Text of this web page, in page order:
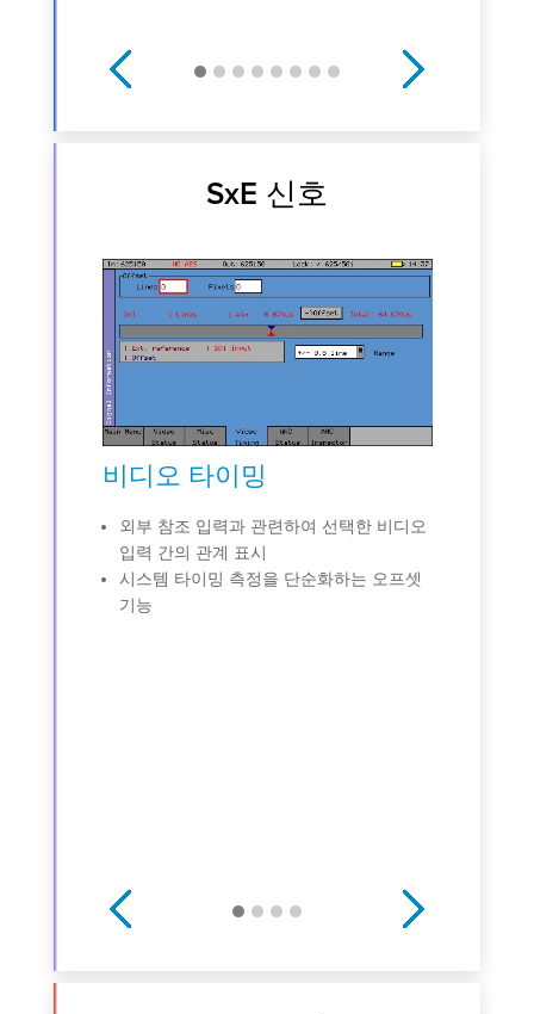
Previous Next
SxE 신호
비디오 타이밍
외부 참조 입력과 관련하여 선택한 비디오
입력 간의 관계 표시
시스템 타이밍 측정을 단순화하는 오프셋
기능
Previous Next